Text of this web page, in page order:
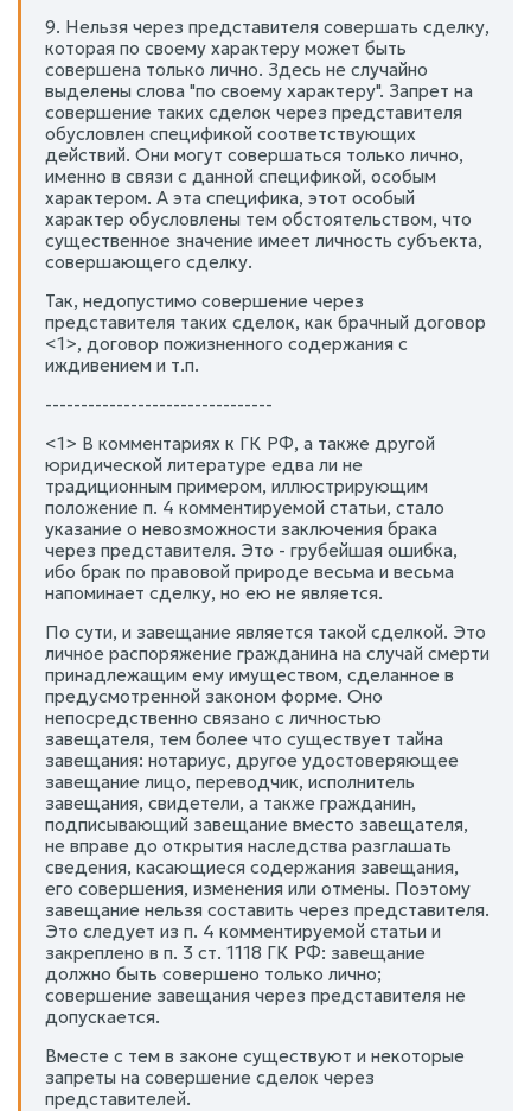
9. Нельзя через представителя совершать сделку,
которая по своему характеру может быть
совершена только лично. Здесь не случайно
выделены слова "по своему характеру". Запрет на
совершение таких сделок через представителя
обусловлен спецификой соответствующих
действий. Они могут совершаться только лично,
именно в связи с данной спецификой, особым
характером. А эта специфика, этот особый
характер обусловлены тем обстоятельством, что
существенное значение имеет личность субъекта,
совершающего сделку.
Так, недопустимо совершение через
представителя таких сделок, как брачный договор
<1>, договор пожизненного содержания с
иждивением и т.п.
--------------------------------
<1> В комментариях к ГК РФ, а также другой
юридической литературе едва ли не
традиционным примером, иллюстрирующим
положение п. 4 комментируемой статьи, стало
указание о невозможности заключения брака
через представителя. Это - грубейшая ошибка,
ибо брак по правовой природе весьма и весьма
напоминает сделку, но ею не является.
По сути, и завещание является такой сделкой. Это
личное распоряжение гражданина на случай смерти
принадлежащим ему имуществом, сделанное в
предусмотренной законом форме. Оно
непосредственно связано с личностью
завещателя, тем более что существует тайна
завещания: нотариус, другое удостоверяющее
завещание лицо, переводчик, исполнитель
завещания, свидетели, а также гражданин,
подписывающий завещание вместо завещателя,
не вправе до открытия наследства разглашать
сведения, касающиеся содержания завещания,
его совершения, изменения или отмены. Поэтому
завещание нельзя составить через представителя.
Это следует из п. 4 комментируемой статьи и
закреплено в п. 3 ст. 1118 ГК РФ: завещание
должно быть совершено только лично;
совершение завещания через представителя не
допускается.
Вместе с тем в законе существуют и некоторые
запреты на совершение сделок через
представителей.